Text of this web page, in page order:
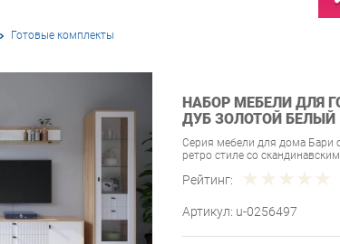
Готовые комплекты
НАБОР МЕБЕЛИ ДЛЯ
ДУБ ЗОЛОТОЙ БЕЛЫЙ
Серия мебели для дома Бари
ретро стиле со
Рейтинг:
Артикул: u-0256497